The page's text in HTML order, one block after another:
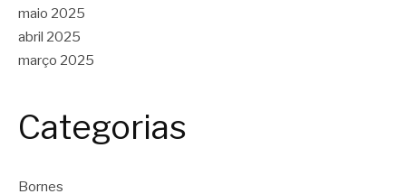
maio 2025
abril 2025
março 2025
Categorias
Bornes